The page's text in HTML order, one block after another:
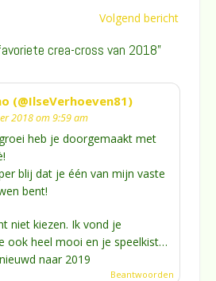
Volgend bericht
crea-cross van 2018”
(@IlseVerhoeven81)
2018 om 9:59 am
heb je doorgemaakt met
blij dat je één van mijn vaste
bent!
niet kiezen. Ik vond je
ook heel mooi en je speelkist…
naar 2019
Beantwoorden